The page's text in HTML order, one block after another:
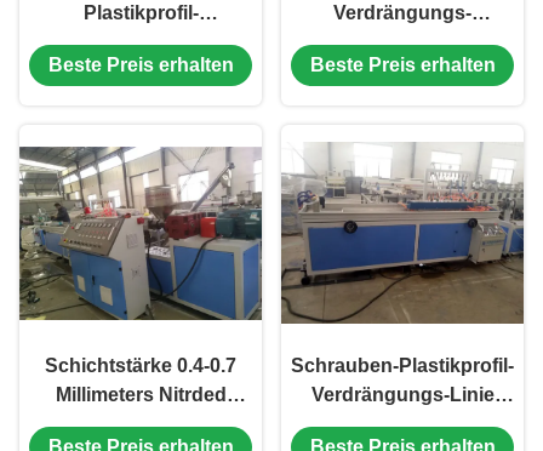
Plastikprofil-
Verdrängungs-Linie
300mm Breite PVC-
Beste Preis erhalten
Verdrängungs-
Maschine PVC-Profil-
Verdrängungs-
Beste Preis erhalten
Schichtstärke 0.4-0.7
Millimeters Nitrded
Plastikprofil-
Beste Preis erhalten
Schrauben-Plastikprofil-
Verdrängungs-Linie
380V 50HZ des Doppelt-
Beste Preis erhalten